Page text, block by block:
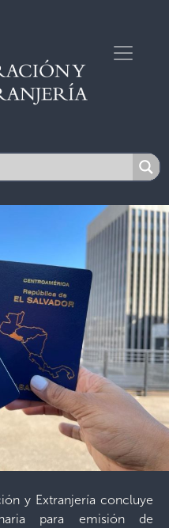
y Extranjería concluye
para emisión de